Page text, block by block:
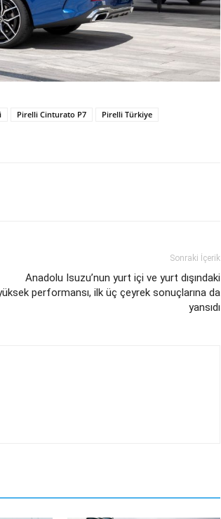
Pirelli Cinturato P7
Pirelli Türkiye
Sonraki İçerik
Anadolu Isuzu’nun yurt içi ve yurt dışındaki
performansı, ilk üç çeyrek sonuçlarına da
yansıdı